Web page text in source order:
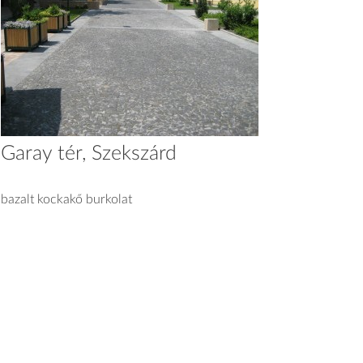
Garay tér, Szekszárd
bazalt kockakő burkolat